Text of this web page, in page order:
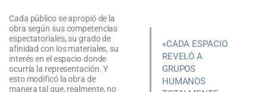
«CADA ESPACIO
REVELÓ A
GRUPOS
HUMANOS
Cada público se apropió de la
obra según sus competencias
espectatoriales, su grado de
afinidad con los materiales, su
interés en el espacio donde
ocurría la representación. Y
esto modificó la obra de
manera tal que, realmente, no